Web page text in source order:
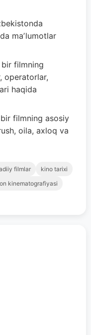
maʼlumotlar
filmning
operatorlar,
haqida
filmning asosiy
oila, axloq va
filmlar
kino tarixi
kinematografiyasi